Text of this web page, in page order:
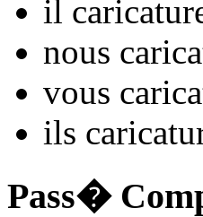
il caricatur
nous
vous
ils
Pass�